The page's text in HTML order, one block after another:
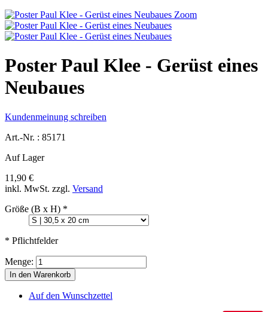
Zoom
Poster Paul Klee - Gerüst eines
Neubaues
Kundenmeinung schreiben
Art.-Nr. : 85171
Auf Lager
11,90 €
inkl. MwSt. zzgl. Versand
Größe (B x H) *
* Pflichtfelder
Menge:
In den Warenkorb
Auf den Wunschzettel